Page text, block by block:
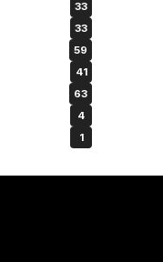
33
33
59
41
63
4
1